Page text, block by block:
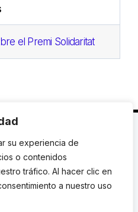
su experiencia de
o contenidos
tráfico. Al hacer clic en
a nuestro uso
el Premi Solidaritat
Barcelona |T.: +34 93
de Catalunya.